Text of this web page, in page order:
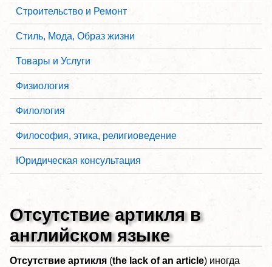
Строительство и Ремонт
Стиль, Мода, Образ жизни
Товары и Услуги
Физиология
Филология
Философия, этика, религиоведение
Юридическая консультация
Отсутствие артикля в
английском языке
Отсутствие артикля (the lack of an article) иногда